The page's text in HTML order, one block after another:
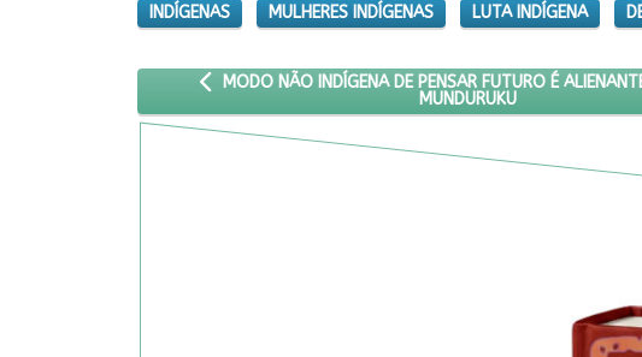
INDÍGENAS MULHERES INDÍGENAS LUTA INDÍGENA
ARTIGO ANTERIOR: MODO NÃO INDÍGENA DE PENSAR
MODO NÃO INDÍGENA DE PENSAR FUTURO É
MUNDURUKU